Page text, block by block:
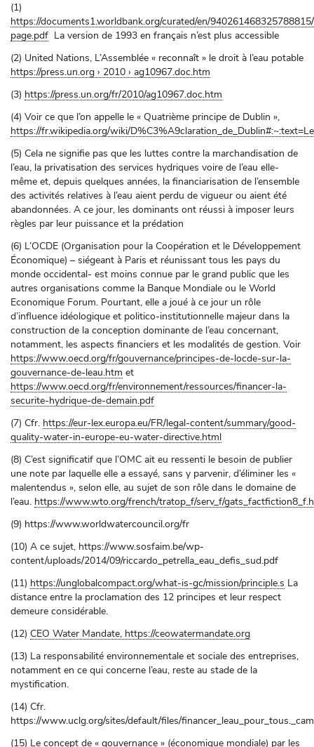
(1)
https://documents1.worldbank.org/curated/en/
page.pdf La version de 1993 en français n’est plus accessible
(2) United Nations, L’Assemblée « reconnaît » le droit à l’eau potable
https://press.un.org › 2010 › ag10967.doc.htm
(3) https://press.un.org/fr/2010/ag10967.doc.htm
(4) Voir ce que l’on appelle le « Quatrième principe de Dublin »,
https://fr.wikipedia.org/wiki/
(5) Cela ne signifie pas que les luttes contre la marchandisation de
l’eau, la privatisation des services hydriques voire de l’eau elle-
même et, depuis quelques années, la financiarisation de l’ensemble
des activités relatives à l’eau aient perdu de vigueur ou aient été
abandonnées. A ce jour, les dominants ont réussi à imposer leurs
règles par leur puissance et la prédation
(6) L’OCDE (Organisation pour la Coopération et le Développement
Économique) – siégeant à Paris et réunissant tous les pays du
monde occidental- est moins connue par le grand public que les
autres organisations comme la Banque Mondiale ou le World
Economique Forum. Pourtant, elle a joué à ce jour un rôle
d’influence idéologique et politico-institutionnelle majeur dans la
construction de la conception dominante de l’eau concernant,
notamment, les aspects financiers et les modalités de gestion. Voir
https://www.oecd.org/fr/gouvernance/principes-de-locde-sur-la-
gouvernance-de-leau.htm et
https://www.oecd.org/fr/environnement/ressources/financer-la-
securite-hydrique-de-demain.pdf
(7) Cfr. https://eur-lex.europa.eu/FR/legal-content/summary/good-
quality-water-in-europe-eu-water-directive.html
(8) C’est significatif que l’OMC ait eu ressenti le besoin de publier
une note par laquelle elle a essayé, sans y parvenir, d’éliminer les «
malentendus », selon elle, au sujet de son rôle dans le domaine de
l’eau. https://www.wto.org/french/tratop_f/serv_f/
(9) https://www.worldwatercouncil.org/fr
(10) A ce sujet, https://www.sosfaim.be/wp-
content/uploads/2014/09/riccardo_petrella_eau_defis_sud.pdf
(11) https://unglobalcompact.org/what-is-gc/mission/principle.s La
distance entre la proclamation des 12 principes et leur respect
demeure considérable.
(12) CEO Water Mandate, https://ceowatermandate.org
(13) La responsabilité environnementale et sociale des entreprises,
notamment en ce qui concerne l’eau, reste au stade de la
mystification.
(14) Cfr.
https://www.uclg.org/sites/default/files/
(15) Le concept de « gouvernance » (économique mondiale) par les